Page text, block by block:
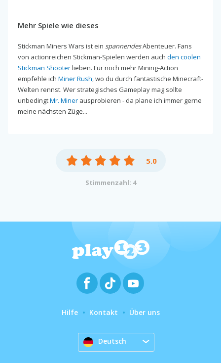
Mehr Spiele wie dieses
Stickman Miners Wars ist ein spannendesAbenteuer. Fans
von actionreichen Stickman-Spielen werden auch den coolen
Stickman Shooterlieben. Für noch mehr Mining-Action
empfehle ich Miner Rush, wo du durch fantastische Minecraft-
Welten rennst. Wer strategisches Gameplay mag sollte
unbedingtMr. Miner ausprobieren - da plane ich immer gerne
meine nächsten Züge...
5.0
Stimmenzahl: 4
Hilfe Kontakt Über uns
Deutsch